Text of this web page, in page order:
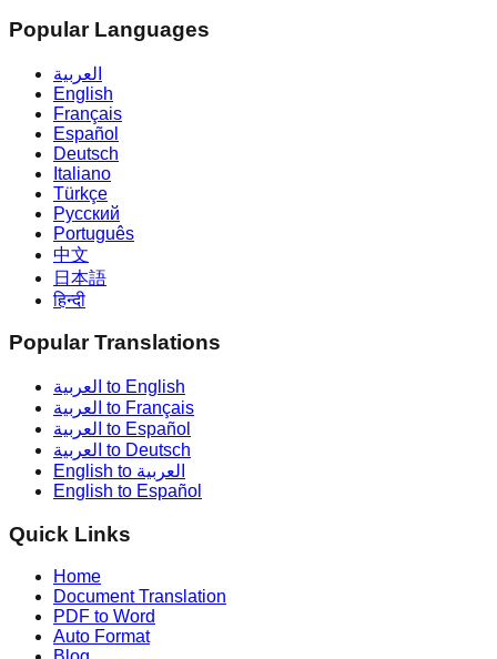
Popular Languages
العربية
English
Français
Español
Deutsch
Italiano
Türkçe
Русский
Português
中文
日本語
हिन्दी
Popular Translations
العربية to English
العربية to Français
العربية to Español
العربية to Deutsch
English to العربية
English to Español
Quick Links
Home
Document Translation
PDF to Word
Auto Format